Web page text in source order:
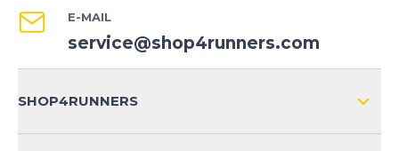
E-MAIL
service@shop4runners.com
SHOP4RUNNERS